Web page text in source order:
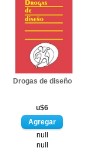
Drogas de diseño
u$6
null
null